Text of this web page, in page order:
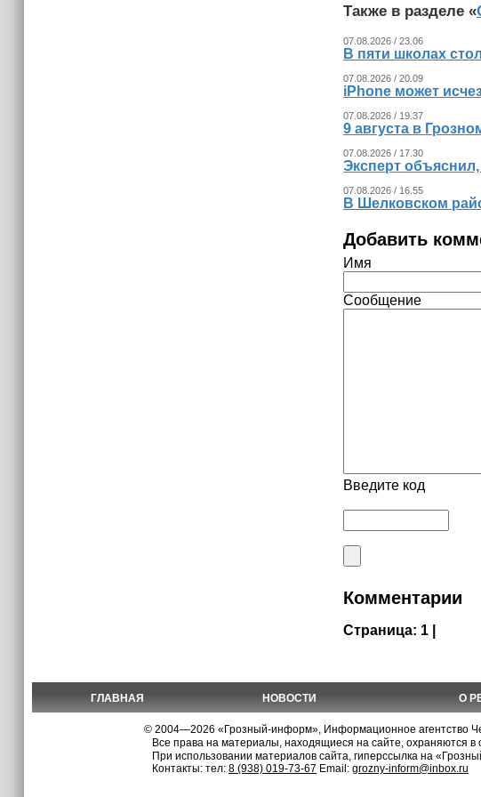
Также в разделе «
07.08.2026 / 23.06
В пяти школах
07.08.2026 / 20.09
iPhone может
07.08.2026 / 19.37
9 августа в
07.08.2026 / 17.30
Эксперт
07.08.2026 / 16.55
В Шелковском
Добавить
Имя
Сообщение
Введите код
Комментарии
Страница: 1 |
ГЛАВНАЯ НОВОСТИ О
© 2004—2026 «Грозный-информ», Информационное агентство
Все права на материалы, находящиеся на сайте, охраняются в
При использовании материалов сайта, гиперссылка на
Контакты: тел: 8 (938) 019-73-67 Email: grozny-inform@inbox.ru